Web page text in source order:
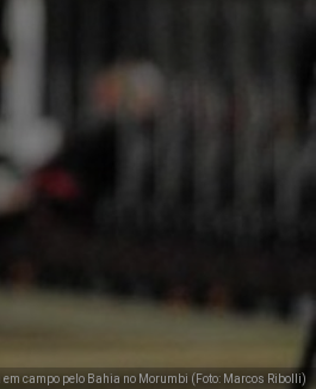
em campo pelo Bahia no Morumbi (Foto: Marcos Ribolli)